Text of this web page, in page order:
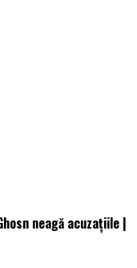
neagă acuzaţiile |